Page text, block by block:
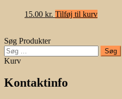
15.00 kr. Tilføj til kurv
Søg Produkter
Søg
efter:
Kurv
Kontaktinfo